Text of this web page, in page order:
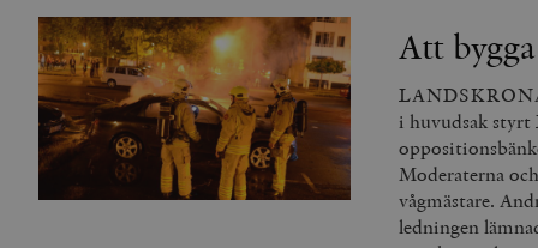
Att
LANDSKRONA
i huvudsak styrt
Moderaterna
vågmästare.
ledningen
Namn
Namn
VISITOR_INFO1_LIVE